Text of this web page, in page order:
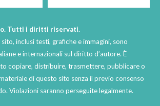
Tutti i diritti riservati.
inclusi testi, grafiche e immagini, sono
e internazionali sul diritto d’autore. È
copiare, distribuire, trasmettere, pubblicare o
di questo sito senza il previo consenso
Violazioni saranno perseguite legalmente.